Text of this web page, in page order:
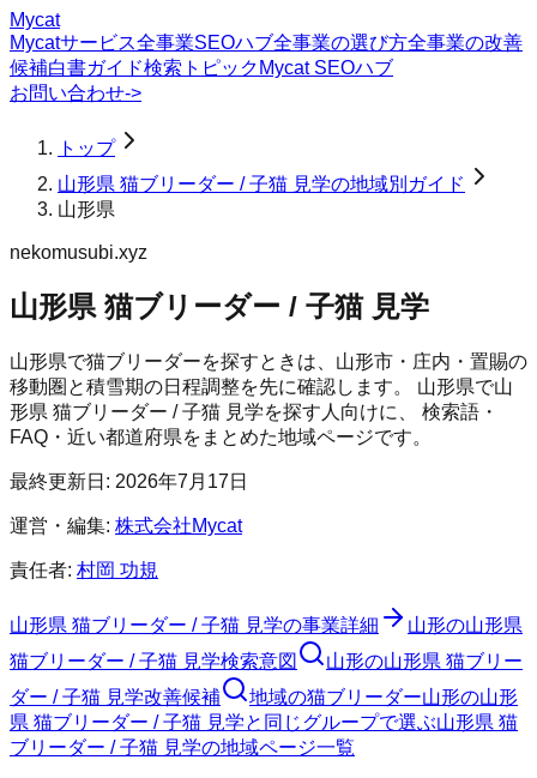
Mycat
Mycatサービス全事業SEOハブ全事業の選び方全事業の改善
候補白書ガイド検索トピック Mycat SEOハブ
お問い合わせ->
トップ
山形県 猫ブリーダー / 子猫 見学の地域別ガイド
山形県
nekomusubi.xyz
山形県 猫ブリーダー / 子猫 見学
山形県で猫ブリーダーを探すときは、山形市・庄内・置賜の
移動圏と積雪期の日程調整を先に確認します。 山形県で山
形県 猫ブリーダー / 子猫 見学を探す人向けに、 検索語・
FAQ・近い都道府県をまとめた地域ページです。
最終更新日: 2026年7月17日
運営・編集: 株式会社Mycat
責任者: 村岡 功規
山形県 猫ブリーダー / 子猫 見学の事業詳細
山形の山形県
猫ブリーダー / 子猫 見学検索意図
山形の山形県 猫ブリー
ダー / 子猫 見学改善候補
地域の猫ブリーダー山形の山形
県 猫ブリーダー / 子猫 見学と同じグループで選ぶ山形県 猫
ブリーダー / 子猫 見学の地域ページ一覧